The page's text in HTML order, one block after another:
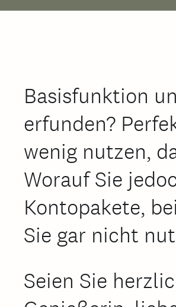
Basisfunktion
erfunden?
wenig nutzen,
Worauf Sie
Kontopakete,
Sie gar nicht
Seien Sie